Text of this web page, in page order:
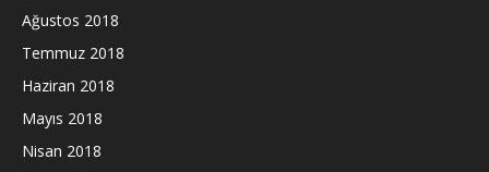
Ağustos 2018
Temmuz 2018
Haziran 2018
Mayıs 2018
Nisan 2018